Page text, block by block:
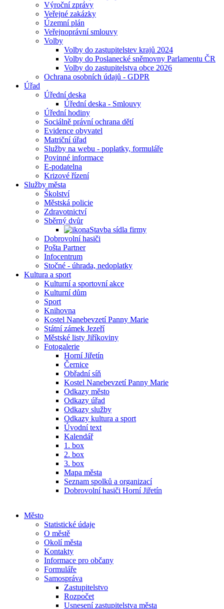
Výroční zprávy
Veřejné zakázky
Územní plán
Veřejnoprávní smlouvy
Volby
Volby do zastupitelstev krajů 2024
Volby do Poslanecké sněmovny Parlamentu ČR
Volby do zastupitelstva obce 2026
Ochrana osobních údajů - GDPR
Úřad
Úřední deska
Úřední deska - Smlouvy
Úřední hodiny
Sociálně právní ochrana dětí
Evidence obyvatel
Matriční úřad
Služby na webu - poplatky, formuláře
Povinné informace
E-podatelna
Krizové řízení
Služby města
Školství
Městská policie
Zdravotnictví
Sběrný dvůr
Stavba sídla firmy
Dobrovolní hasiči
Pošta Partner
Infocentrum
Stočné - úhrada, nedoplatky
Kultura a sport
Kulturní a sportovní akce
Kulturní dům
Sport
Knihovna
Kostel Nanebevzetí Panny Marie
Státní zámek Jezeří
Městské listy Jiříkoviny
Fotogalerie
Horní Jiřetín
Černice
Obřadní síň
Kostel Nanebevzetí Panny Marie
Odkazy město
Odkazy úřad
Odkazy služby
Odkazy kultura a sport
Úvodní text
Kalendář
1. box
2. box
3. box
Mapa města
Seznam spolků a organizací
Dobrovolní hasiči Horní Jiřetín
Město
Statistické údaje
O městě
Okolí města
Kontakty
Informace pro občany
Formuláře
Samospráva
Zastupitelstvo
Rozpočet
Usnesení zastupitelstva města